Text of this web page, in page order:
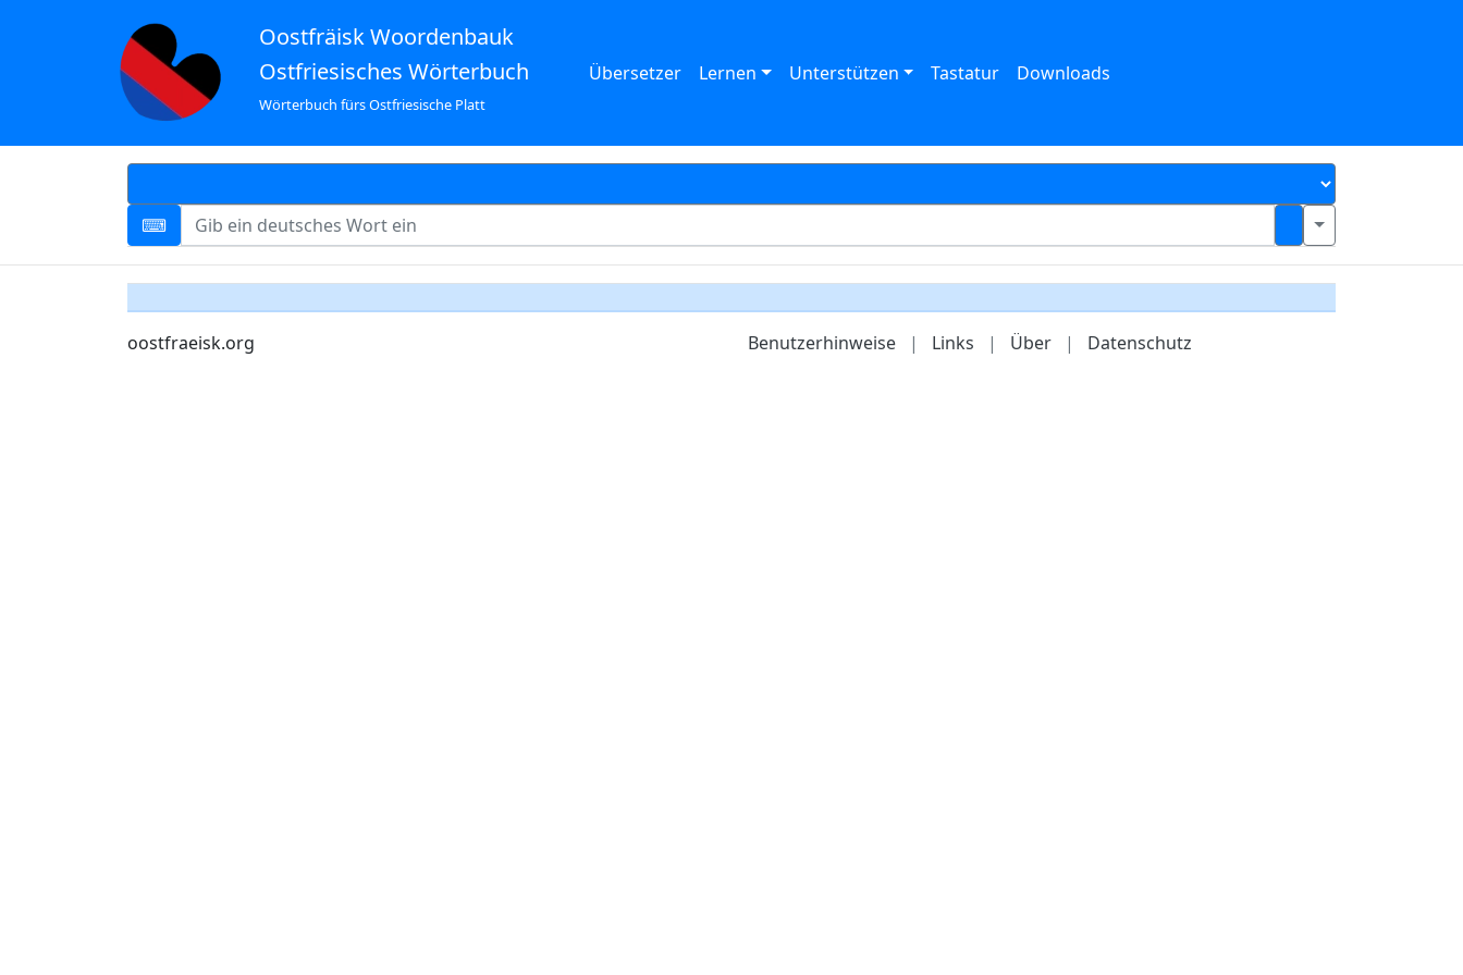
Oostfräisk Woordenbauk
Ostfriesisches Wörterbuch
Wörterbuch fürs Ostfriesische Platt
Übersetzer Lernen Unterstützen Tastatur Downloads
oostfraeisk.org Benutzerhinweise | Links | Über | Datenschutz